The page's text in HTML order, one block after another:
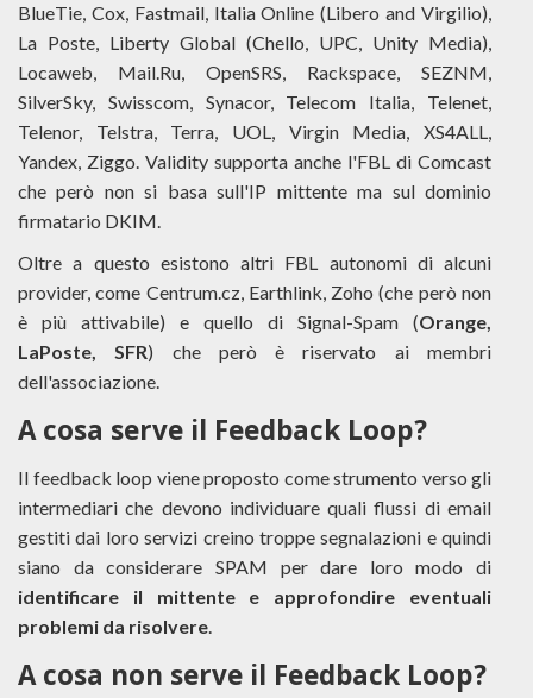
BlueTie, Cox, Fastmail, Italia Online (Libero and Virgilio),
La Poste, Liberty Global (Chello, UPC, Unity Media),
Locaweb, Mail.Ru, OpenSRS, Rackspace, SEZNM,
SilverSky, Swisscom, Synacor, Telecom Italia, Telenet,
Telenor, Telstra, Terra, UOL, Virgin Media, XS4ALL,
Yandex, Ziggo. Validity supporta anche l'FBL di Comcast
che però non si basa sull'IP mittente ma sul dominio
firmatario DKIM.
Oltre a questo esistono altri FBL autonomi di alcuni
provider, come Centrum.cz, Earthlink, Zoho (che però non
è più attivabile) e quello di Signal-Spam (Orange,
LaPoste, SFR) che però è riservato ai membri
dell'associazione.
A cosa serve il Feedback Loop?
Il feedback loop viene proposto come strumento verso gli
intermediari che devono individuare quali flussi di email
gestiti dai loro servizi creino troppe segnalazioni e quindi
siano da considerare SPAM per dare loro modo di
identificare il mittente e approfondire eventuali
problemi da risolvere.
A cosa non serve il Feedback Loop?